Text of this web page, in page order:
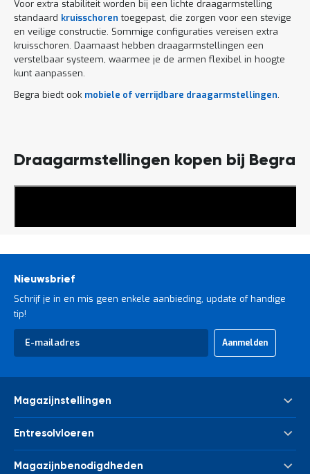
Voor extra stabiliteit worden bij een lichte draagarmstelling
standaard kruisschoren toegepast, die zorgen voor een stevige
en veilige constructie. Sommige configuraties vereisen extra
kruisschoren. Daarnaast hebben draagarmstellingen een
verstelbaar systeem, waarmee je de armen flexibel in hoogte
kunt aanpassen.
Begra biedt ook mobiele of verrijdbare draagarmstellingen.
Draagarmstellingen kopen bij Begra
meer
Nieuwsbrief
Schrijf je in en mis geen enkele aanbieding, update of handige
tip!
Abonneer
op
Aanmelden
Magazijnstellingen
Link 51 Palletstelling
Entresolvloeren
Magazijnbenodigdheden